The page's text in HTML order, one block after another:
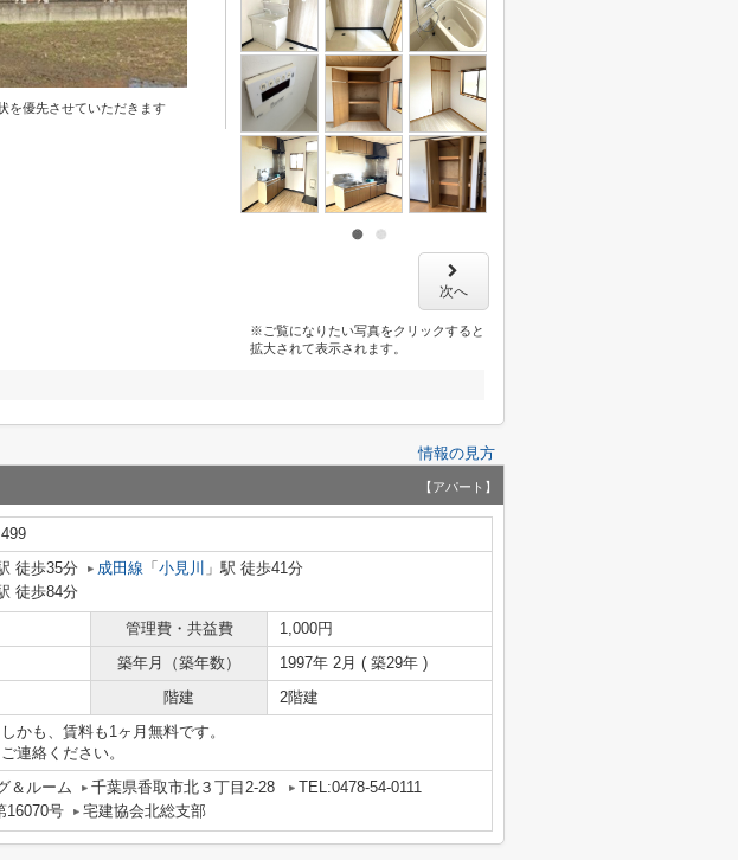
を優先させていただきます
次へ
※ご覧になりたい写真をクリックすると
拡大されて表示されます。
情報の見方
【アパート】
499
徒歩35分 成田線 「 小見川 」駅 徒歩41分
徒歩84分
管理費・共益費
1,000円
築年月（築年数）
1997年 2月 ( 築29年 )
階建 2階建
かも、賃料も1ヶ月無料です。
連絡ください。
＆ルーム 千葉県香取市北３丁目2-28
TEL:0478-54-0111
16070号
宅建協会北総支部